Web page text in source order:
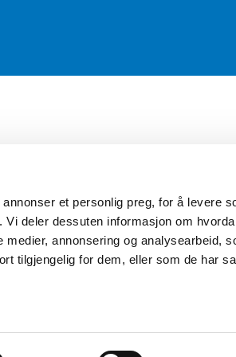
et personlig preg, for å levere
deler dessuten informasjon om
annonsering og analysearbeid,
tilgjengelig for dem, eller som de har
Torshov Sport har over 90 års
klubbhandel. Torshov Sport har
Drammen, Sandvika Storsenter